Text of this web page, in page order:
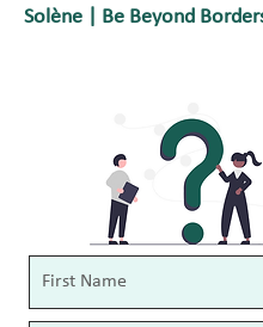
Solène | Be Beyond